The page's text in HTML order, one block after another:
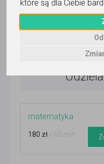
które są dla Ciebie
5,0/ 5
matematyka
180 zł / 60 min